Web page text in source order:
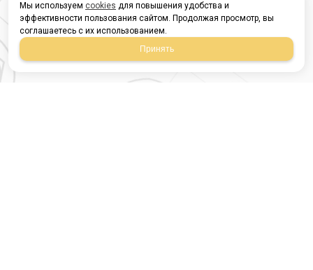
Мы используем cookies для повышения удобства и
эффективности пользования сайтом. Продолжая просмотр, вы
соглашаетесь с их использованием.
Принять